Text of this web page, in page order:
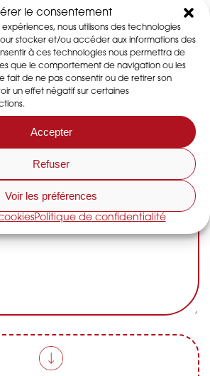
le consentement
expériences, nous utilisons des technologies
stocker et/ou accéder aux informations des
à ces technologies nous permettra de
que le comportement de navigation ou les
fait de ne pas consentir ou de retirer son
un effet négatif sur certaines
Accepter
Refuser
Voir les préférences
Politique de confidentialité